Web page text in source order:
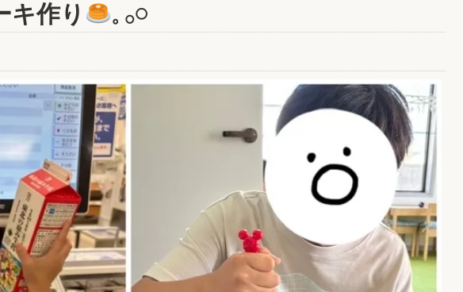
キ作り 𓈒 𓂂𓏸